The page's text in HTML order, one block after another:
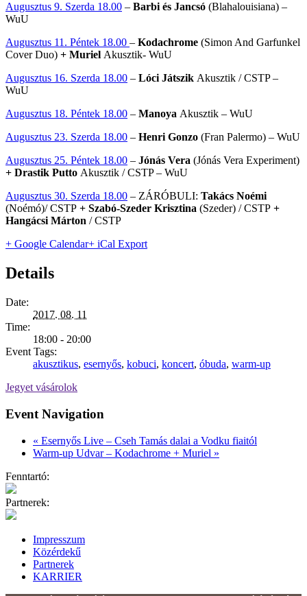
Augusztus 9. Szerda 18.00 – Barbi és Jancsó (Blahalouisiana) –
WuU
Augusztus 11. Péntek 18.00 – Kodachrome (Simon And Garfunkel
Cover Duo) + Muriel Akusztik- WuU
Augusztus 16. Szerda 18.00 – Lóci Játszik Akusztik / CSTP –
WuU
Augusztus 18. Péntek 18.00 – Manoya Akusztik – WuU
Augusztus 23. Szerda 18.00 – Henri Gonzo (Fran Palermo) – WuU
Augusztus 25. Péntek 18.00 – Jónás Vera (Jónás Vera Experiment)
+ Drastik Putto Akusztik / CSTP – WuU
Augusztus 30. Szerda 18.00 – ZÁRÓBULI: Takács Noémi
(Noémó)/ CSTP + Szabó-Szeder Krisztina (Szeder) / CSTP +
Hangácsi Márton / CSTP
+ Google Calendar+ iCal Export
Details
Date:
2017. 08. 11
Time:
18:00 - 20:00
Event Tags:
akusztikus, esernyős, kobuci, koncert, óbuda, warm-up
Jegyet vásárolok
Event Navigation
« Esernyős Live – Cseh Tamás dalai a Vodku fiaitól
Warm-up Udvar – Kodachrome + Muriel »
Fenntartó:
Partnerek:
Impresszum
Közérdekű
Partnerek
KARRIER